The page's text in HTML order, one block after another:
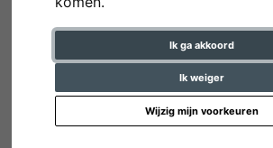
Ik ga akkoord
Ik weiger
Wijzig mijn voorkeuren